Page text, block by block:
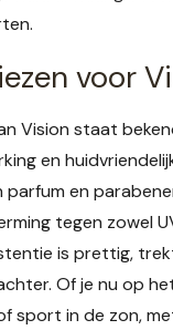
voor
Vision staat
en
parfum en
tegen zowel
is prettig,
Of je nu op
sport in de zon,